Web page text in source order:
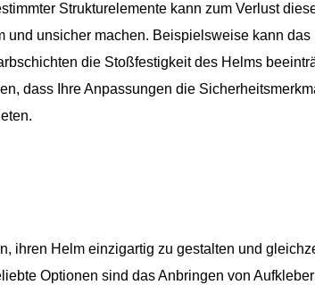
Strukturelemente kann zum Verlust
unsicher machen. Beispielsweise kann
die Stoßfestigkeit des Helms
dass Ihre Anpassungen die
ihren Helm einzigartig zu gestalten und
Optionen sind das Anbringen von